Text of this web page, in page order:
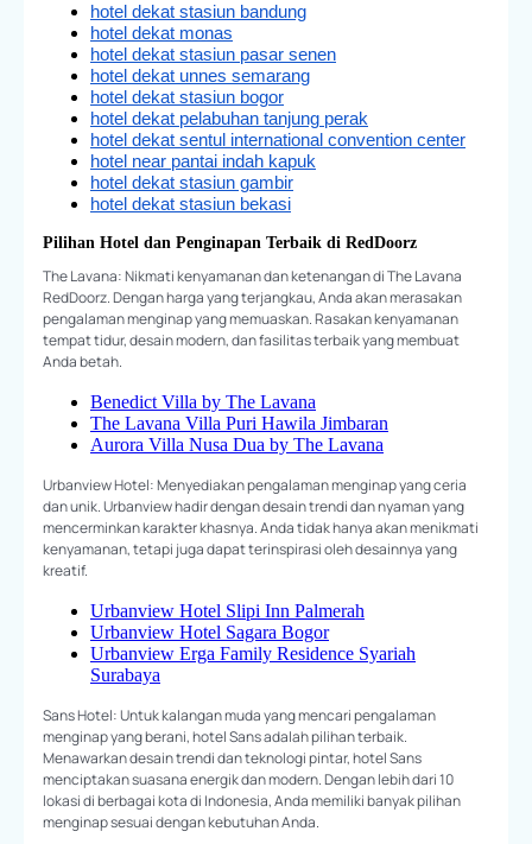
hotel dekat stasiun bandung
hotel dekat monas
hotel dekat stasiun pasar senen
hotel dekat unnes semarang
hotel dekat stasiun bogor
hotel dekat pelabuhan tanjung perak
hotel dekat sentul international convention center
hotel near pantai indah kapuk
hotel dekat stasiun gambir
hotel dekat stasiun bekasi
Pilihan Hotel dan Penginapan Terbaik di RedDoorz
The Lavana: Nikmati kenyamanan dan ketenangan di The Lavana
RedDoorz. Dengan harga yang terjangkau, Anda akan merasakan
pengalaman menginap yang memuaskan. Rasakan kenyamanan
tempat tidur, desain modern, dan fasilitas terbaik yang membuat
Anda betah.
Benedict Villa by The Lavana
The Lavana Villa Puri Hawila Jimbaran
Aurora Villa Nusa Dua by The Lavana
Urbanview Hotel: Menyediakan pengalaman menginap yang ceria
dan unik. Urbanview hadir dengan desain trendi dan nyaman yang
mencerminkan karakter khasnya. Anda tidak hanya akan menikmati
kenyamanan, tetapi juga dapat terinspirasi oleh desainnya yang
kreatif.
Urbanview Hotel Slipi Inn Palmerah
Urbanview Hotel Sagara Bogor
Urbanview Erga Family Residence Syariah
Surabaya
Sans Hotel: Untuk kalangan muda yang mencari pengalaman
menginap yang berani, hotel Sans adalah pilihan terbaik.
Menawarkan desain trendi dan teknologi pintar, hotel Sans
menciptakan suasana energik dan modern. Dengan lebih dari 10
lokasi di berbagai kota di Indonesia, Anda memiliki banyak pilihan
menginap sesuai dengan kebutuhan Anda.